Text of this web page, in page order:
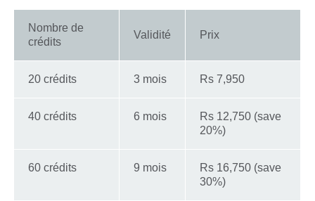
Nombre de
crédits
Validité Prix
20 crédits 3 mois Rs 7,950
40 crédits 6 mois
Rs 12,750 (save
20%)
60 crédits 9 mois
Rs 16,750 (save
30%)